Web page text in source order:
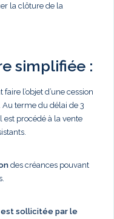
la clôture de la
simplifiée :
l’objet d’une cession
terme du délai de 3
est procédé à la vente
des créances pouvant
sollicitée par le